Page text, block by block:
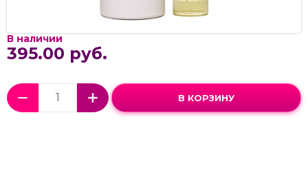
В наличии
395.00 руб.
В КОРЗИНУ